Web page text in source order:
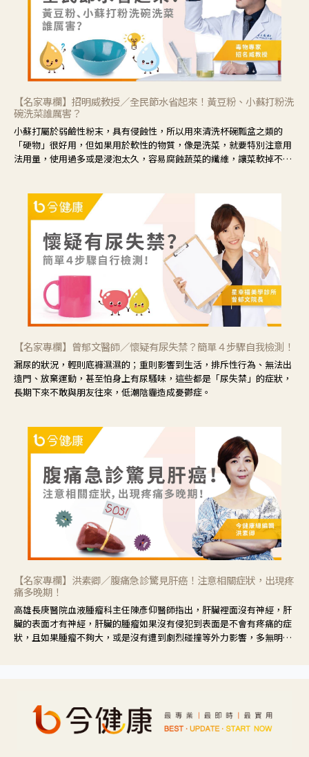
【名家專欄】招明威教授／全民節水省起來！黃豆粉、小蘇打粉洗
碗洗菜誰厲害？
小蘇打屬於弱鹼性粉末，具有侵蝕性，所以用來清洗杯碗瓢盆之類的
「硬物」很好用，但如果用於軟性的物質，像是洗菜，就要特別注意用
法用量，使用過多或是浸泡太久，容易腐蝕蔬菜的纖維，讓菜軟掉不清
【名家專欄】曾郁文醫師／懷疑有尿失禁？簡單４步驟自我檢測！
漏尿的狀況，輕則底褲濕濕的；重則影響到生活，排斥性行為、無法出
遠門、放棄運動，甚至怕身上有尿騷味，這些都是「尿失禁」的症狀，
長期下來不敢與朋友往來，低潮陰霾造成憂鬱症。
【名家專欄】洪素卿／腹痛急診驚見肝癌！注意相關症狀，出現疼
痛多晚期！
高雄長庚醫院血液腫瘤科主任陳彥仰醫師指出，肝臟裡面沒有神經，肝
臟的表面才有神經，肝臟的腫瘤如果沒有侵犯到表面是不會有疼痛的症
狀，且如果腫瘤不夠大，或是沒有遭到劇烈碰撞等外力影響，多無明顯